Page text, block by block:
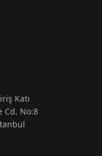
Katı
Cd. No:8